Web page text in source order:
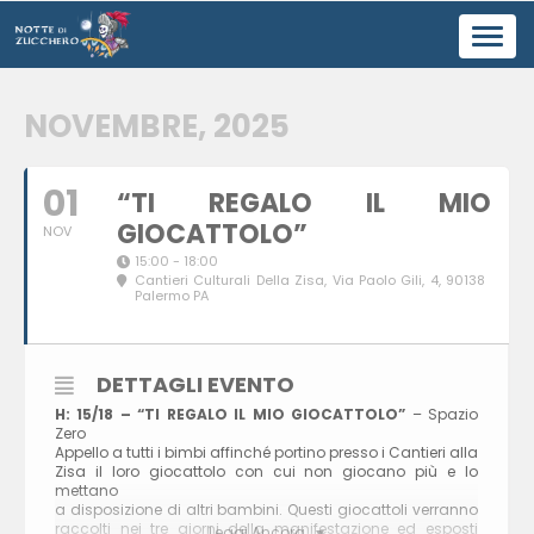
NOVEMBRE, 2025
01
NOV
“TI REGALO IL MIO
GIOCATTOLO”
15:00 - 18:00
Cantieri Culturali Della Zisa, Via Paolo Gili, 4, 90138
Palermo PA
DETTAGLI EVENTO
H: 15/18 – “TI REGALO IL MIO GIOCATTOLO” – Spazio
Zero
Appello a tutti i bimbi affinché portino presso i Cantieri alla
Zisa il loro giocattolo con cui non giocano più e lo
mettano
a disposizione di altri bambini. Questi giocattoli verranno
raccolti nei tre giorni della manifestazione ed esposti